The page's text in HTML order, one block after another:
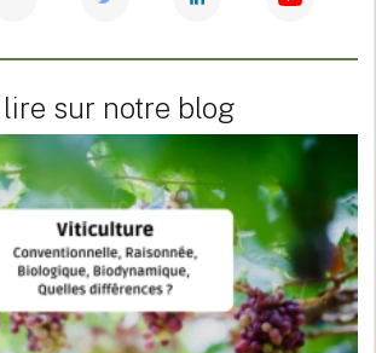
sur notre blog